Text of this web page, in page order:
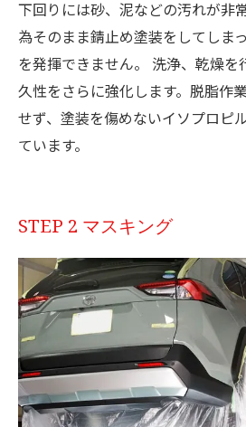
下回りには砂、泥などの汚れが非
為そのまま錆止め塗装をしてしま
を発揮できません。 洗浄、乾燥
久性をさらに強化します。脱脂作
せず、塗装を傷めないイソプロピ
ています。
STEP 2 マスキング